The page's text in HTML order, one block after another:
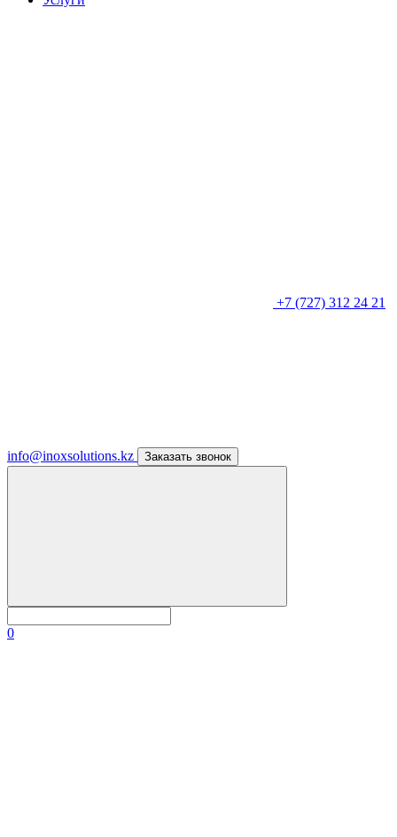
+7 (727) 312 24 21
info@inoxsolutions.kz Заказать звонок
0